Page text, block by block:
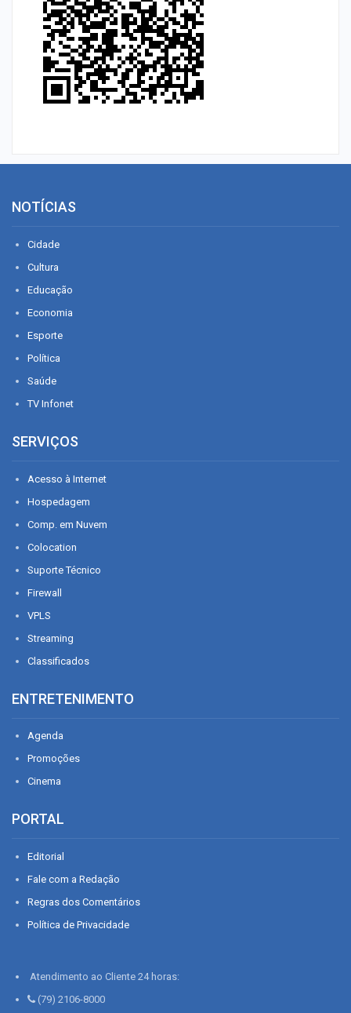
NOTÍCIAS
Cidade
Cultura
Educação
Economia
Esporte
Política
Saúde
TV Infonet
SERVIÇOS
Acesso à Internet
Hospedagem
Comp. em Nuvem
Colocation
Suporte Técnico
Firewall
VPLS
Streaming
Classificados
ENTRETENIMENTO
Agenda
Promoções
Cinema
PORTAL
Editorial
Fale com a Redação
Regras dos Comentários
Política de Privacidade
Atendimento ao Cliente 24 horas:
(79) 2106-8000